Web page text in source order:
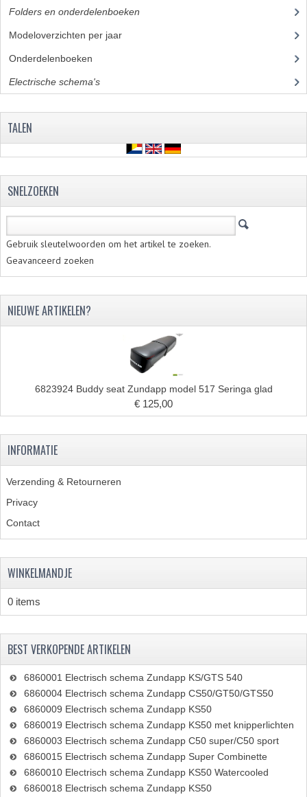
Folders en onderdelenboeken
Modeloverzichten per jaar
Onderdelenboeken
Electrische schema's
TALEN
SNELZOEKEN
Gebruik sleutelwoorden om het artikel te zoeken.
Geavanceerd zoeken
NIEUWE ARTIKELEN?
6823924 Buddy seat Zundapp model 517 Seringa glad
€ 125,00
INFORMATIE
Verzending & Retourneren
Privacy
Contact
WINKELMANDJE
0 items
BEST VERKOPENDE ARTIKELEN
6860001 Electrisch schema Zundapp KS/GTS 540
6860004 Electrisch schema Zundapp CS50/GT50/GTS50
6860009 Electrisch schema Zundapp KS50
6860019 Electrisch schema Zundapp KS50 met knipperlichten
6860003 Electrisch schema Zundapp C50 super/C50 sport
6860015 Electrisch schema Zundapp Super Combinette
6860010 Electrisch schema Zundapp KS50 Watercooled
6860018 Electrisch schema Zundapp KS50